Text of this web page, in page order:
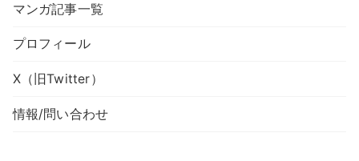
マンガ記事一覧
プロフィール
X（旧Twitter）
情報/問い合わせ